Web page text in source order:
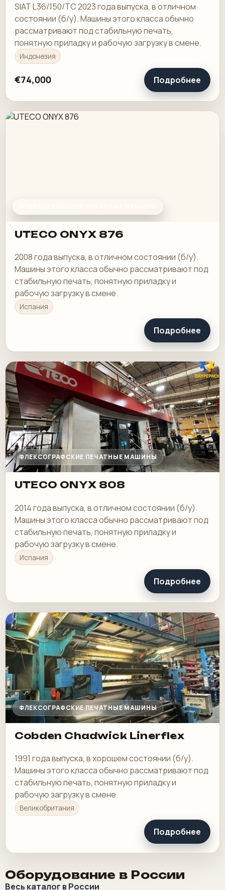
SIAT L36/150/TC 2023 года выпуска, в отличном
состоянии (б/у). Машины этого класса обычно
рассматривают под стабильную печать,
понятную приладку и рабочую загрузку в смене.
Индонезия
€74,000 Подробнее
UTECO ONYX 876
2008 года выпуска, в отличном состоянии (б/у).
Машины этого класса обычно рассматривают под
стабильную печать, понятную приладку и
рабочую загрузку в смене.
Испания
Подробнее
ФЛЕКСОГРАФСКИЕ ПЕЧАТНЫЕ МАШИНЫ
UTECO ONYX 808
2014 года выпуска, в отличном состоянии (б/у).
Машины этого класса обычно рассматривают под
стабильную печать, понятную приладку и
рабочую загрузку в смене.
Испания
Подробнее
ФЛЕКСОГРАФСКИЕ ПЕЧАТНЫЕ МАШИНЫ
Cobden Chadwick Linerflex
1991 года выпуска, в хорошем состоянии (б/у).
Машины этого класса обычно рассматривают под
стабильную печать, понятную приладку и
рабочую загрузку в смене.
Великобритания
Подробнее
Оборудование в России
Весь каталог в России